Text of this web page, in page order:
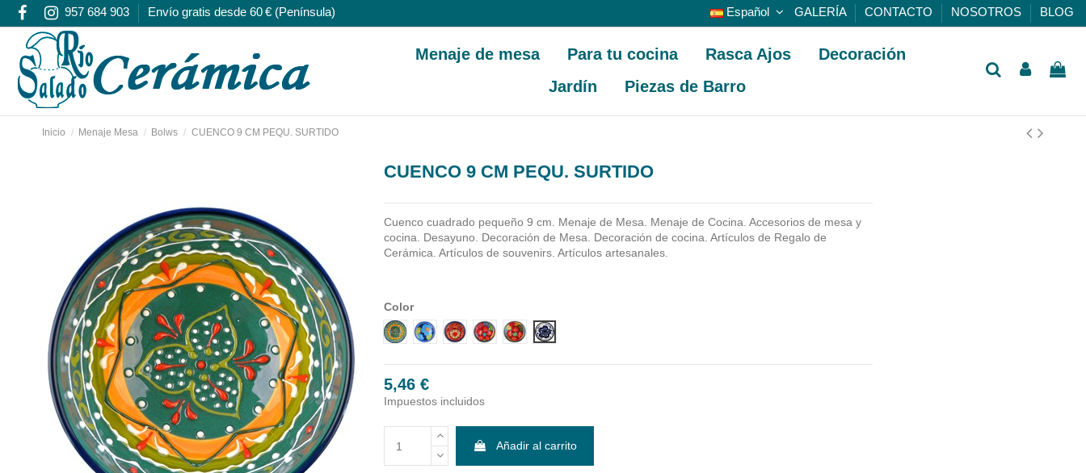
957 684 903 Envío gratis desde 60 € (Península) Español GALERÍA CONTACTO NOSOTROS BLOG
Menaje de mesa Para tu cocina Rasca Ajos
Decoración
Jardín
Piezas de Barro
Inicio Menaje Mesa Bolws CUENCO 9 CM PEQU. SURTIDO
CUENCO 9 CM PEQU. SURTIDO
Cuenco cuadrado pequeño 9 cm. Menaje de Mesa. Menaje de Cocina. Accesorios de mesa y
cocina. Desayuno. Decoración de Mesa. Decoración de cocina. Artículos de Regalo de
Cerámica. Artículos de souvenirs. Artículos artesanales.
Color
Diseño 1Diseño 2Diseño 3Diseño 4Diseño 5Diseño 6
5,46 €
Impuestos incluidos
Añadir al carrito